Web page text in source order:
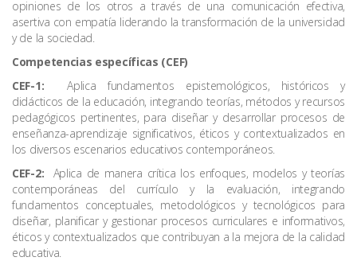
opiniones de los otros a través de una comunicación efectiva,
asertiva con empatía liderando la transformación de la universidad
y de la sociedad.
Competencias específicas (CEF)
CEF-1:Aplica fundamentos epistemológicos, históricos y
didácticos de la educación, integrando teorías, métodos y recursos
pedagógicos pertinentes, para diseñar y desarrollar procesos de
enseñanza-aprendizaje significativos, éticos y contextualizados en
los diversos escenarios educativos contemporáneos.
CEF-2: Aplica de manera crítica los enfoques, modelos y teorías
contemporáneas del currículo y la evaluación, integrando
fundamentos conceptuales, metodológicos y tecnológicos para
diseñar, planificar y gestionar procesos curriculares e informativos,
éticos y contextualizados que contribuyan a la mejora de la calidad
educativa.